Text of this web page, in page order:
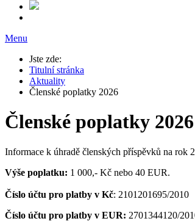
Menu
Jste zde:
Titulní stránka
Aktuality
Členské poplatky 2026
Členské poplatky 2026
Informace k úhradě členských příspěvků na rok
Výše poplatku: 1 000,- Kč nebo 40 EUR.
Číslo účtu pro platby v Kč: 2101201695/2010
Číslo účtu pro platby v EUR: 2701344120/